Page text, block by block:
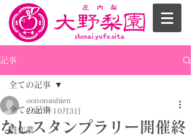
記事
全ての記事
農作業
全ての記事
なしスタンプラリー開催終
oononashien
2020年10月3日